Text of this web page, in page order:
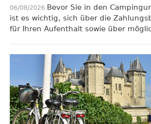
06/08/2026 Bevor Sie in den
ist es wichtig, sich über die
für Ihren Aufenthalt sowie über